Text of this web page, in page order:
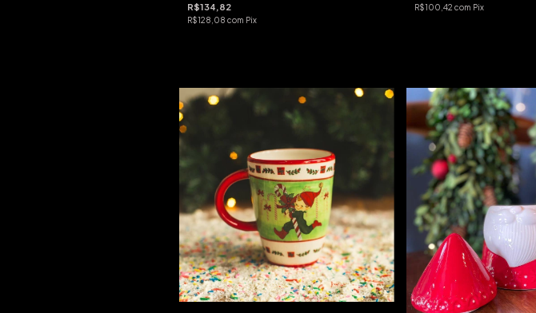
R$134,82
R$128,08 com Pix
R$100,42 com Pix